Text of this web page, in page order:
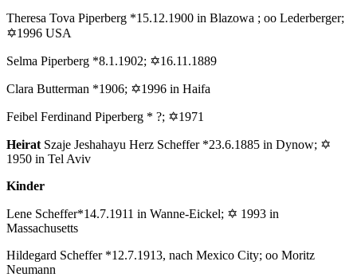
Theresa Tova Piperberg *15.12.1900 in Blazowa ; oo Lederberger;
✡1996 USA
Selma Piperberg *8.1.1902; ✡16.11.1889
Clara Butterman *1906; ✡1996 in Haifa
Feibel Ferdinand Piperberg * ?; ✡1971
Heirat Szaje Jeshahayu Herz Scheffer *23.6.1885 in Dynow; ✡
1950 in Tel Aviv
Kinder
Lene Scheffer*14.7.1911 in Wanne-Eickel; ✡ 1993 in
Massachusetts
Hildegard Scheffer *12.7.1913, nach Mexico City; oo Moritz
Neumann